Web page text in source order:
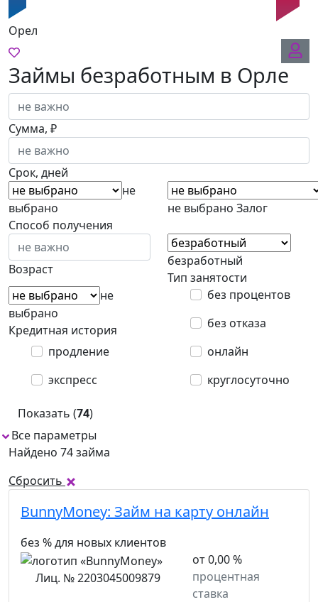
Орел
Займы безработным в Орле
Сумма, ₽
Срок, дней
не
выбрано
Способ получения
не выбрано Залог
Возраст
безработный
Тип занятости
не
выбрано
Кредитная история
без процентов
без отказа
продление
экспресс
онлайн
круглосуточно
Показать (74)
Все параметры
Найдено 74 займа
Сбросить
BunnyMoney: Займ на карту онлайн
без % для новых клиентов
Лиц. № 2203045009879
от 0,00 %
процентная
ставка